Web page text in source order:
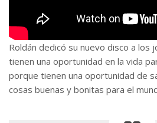
Roldán dedicó su nuevo disco a los
tienen una oportunidad en la vida
porque tienen una oportunidad de
cosas buenas y bonitas para el